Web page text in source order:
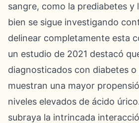
sangre, como la prediabetes y
bien se sigue investigando
delinear completamente esta
un estudio de 2021 destacó
diagnosticados con diabetes
muestran una mayor
niveles elevados de ácido
subraya la intrincada